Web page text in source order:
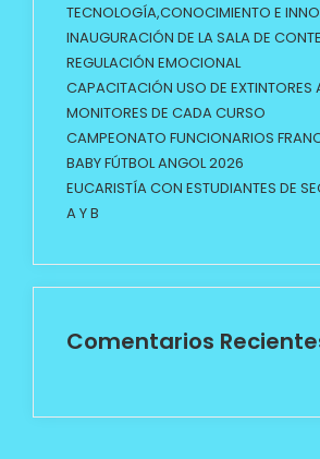
TECNOLOGÍA,CONOCIMIENTO E
INAUGURACIÓN DE LA SALA DE
REGULACIÓN EMOCIONAL
CAPACITACIÓN USO DE EXTINTORES
MONITORES DE CADA CURSO
CAMPEONATO FUNCIONARIOS
BABY FÚTBOL ANGOL 2026
EUCARISTÍA CON ESTUDIANTES DE
A Y B
Comentarios